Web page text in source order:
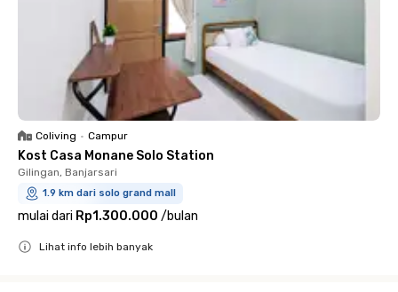
Coliving • Campur
Kost Casa Monane Solo Station
Gilingan, Banjarsari
1.9 km dari solo grand mall
mulai dari Rp1.300.000 /bulan
Lihat info lebih banyak